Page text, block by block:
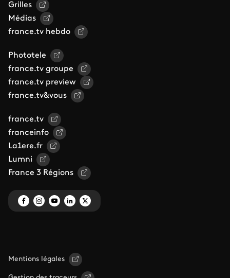
Grilles
Médias
france.tv hebdo
Phototele
france.tv groupe
france.tv preview
france.tv&vous
france.tv
franceinfo
La1ere.fr
Lumni
France 3 Régions
Mentions légales